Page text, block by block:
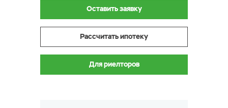
Оставить заявку
Рассчитать ипотеку
Для риелторов